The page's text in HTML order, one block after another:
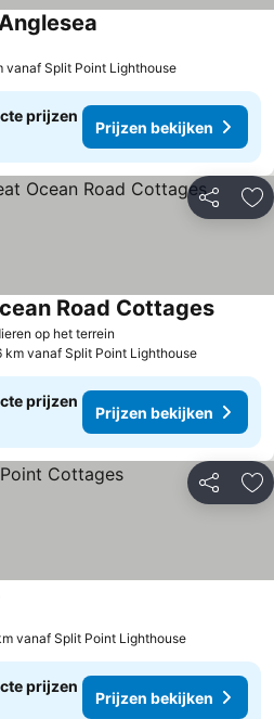
vanaf Split Point Lighthouse
prijzen
Prijzen bekijken
Delen
op het terrein
Road Cottages
km vanaf Split Point Lighthouse
prijzen
Prijzen bekijken
Delen
vanaf Split Point Lighthouse
prijzen
Prijzen bekijken